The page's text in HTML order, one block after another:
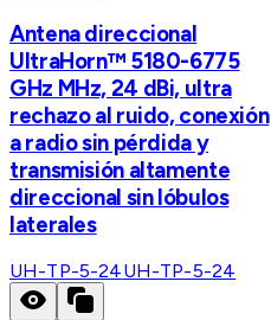
Antena direccional
UltraHorn™ 5180-6775
GHz MHz, 24 dBi, ultra
rechazo al ruido, conexión
a radio sin pérdida y
transmisión altamente
direccional sin lóbulos
laterales
UH-TP-5-24UH-TP-5-24